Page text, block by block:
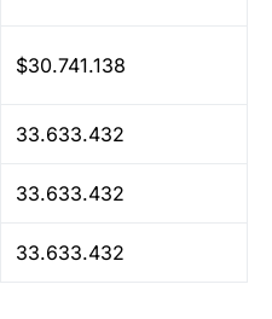
$30.741.138
33.633.432
33.633.432
33.633.432